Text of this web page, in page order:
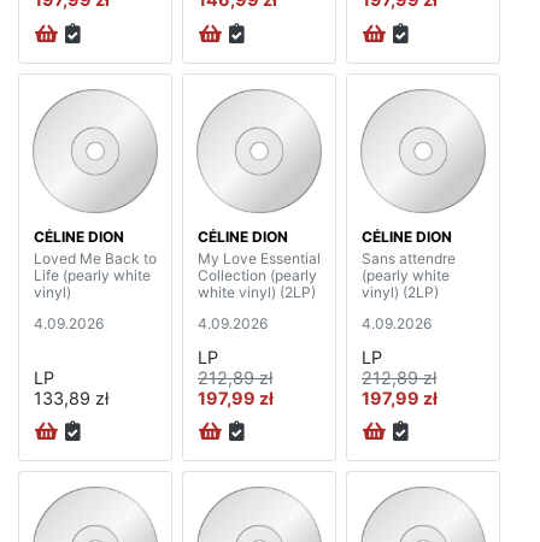
CÉLINE DION
Loved Me Back to
Life (pearly white
vinyl)
4.09.2026
LP
133,89 zł
CÉLINE DION
My Love Essential
Collection (pearly
white vinyl) (2LP)
4.09.2026
LP
212,89 zł
197,99 zł
CÉLINE DION
Sans attendre
(pearly white
vinyl) (2LP)
4.09.2026
LP
212,89 zł
197,99 zł